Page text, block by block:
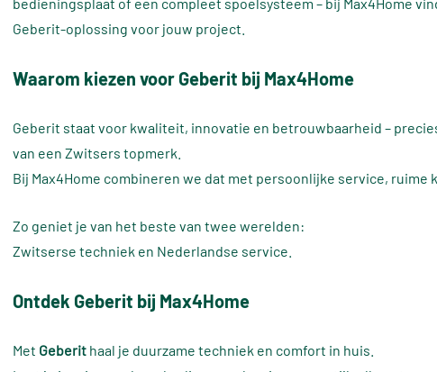
Geberit-oplossing voor jouw project.
Waarom kiezen voor Geberit bij Max4Home
Geberit staat voor kwaliteit, innovatie en betrouwbaarheid –
van een Zwitsers topmerk.
Bij Max4Home combineren we dat met persoonlijke service, ruime
Zo geniet je van het beste van twee werelden:
Zwitserse techniek en Nederlandse service.
Ontdek Geberit bij Max4Home
Met Geberit haal je duurzame techniek en comfort in huis.